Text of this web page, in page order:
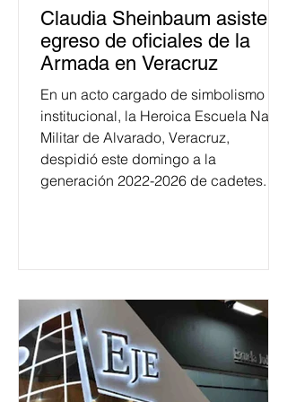
Claudia Sheinbaum asiste a
egreso de oficiales de la
Armada en Veracruz
En un acto cargado de simbolismo
institucional, la Heroica Escuela Naval
Militar de Alvarado, Veracruz,
despidió este domingo a la
generación 2022-2026 de cadetes.